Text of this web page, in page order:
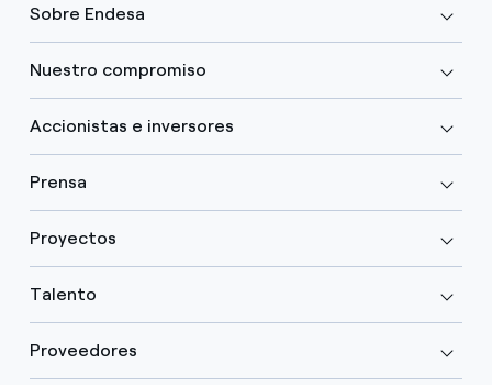
Sobre Endesa
Nuestro compromiso
Accionistas e inversores
Prensa
Proyectos
Talento
Proveedores